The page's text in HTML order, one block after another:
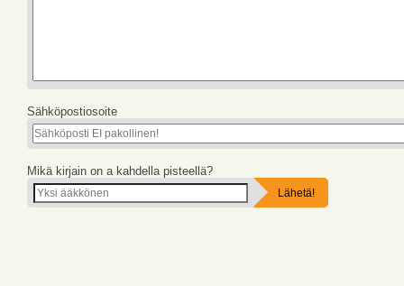
Sähköpostiosoite
Mikä kirjain on a kahdella pisteellä?